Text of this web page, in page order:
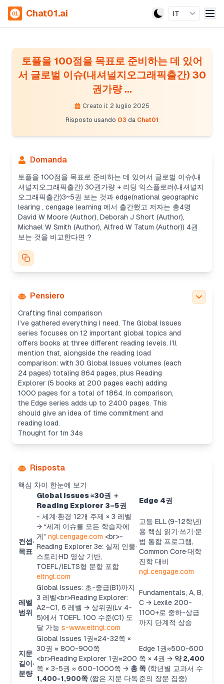
Chat01.ai IT
토플을 100점을 목표로 준비하는 데 있어
서 글로벌 이슈(내셔널지오그래픽출간) 30
권가량 ...
Creato il: 2 luglio 2025
Risposto usando O3 da Chat01
Domanda
토플을 100점을 목표로 준비하는 데 있어서 글로벌 이슈(내
셔널지오그래픽출간) 30권가량 + 리딩 익스플로러(내셔널지
오그래픽출간)3~5권 보는 것과 edge(national geographic
learing , cengage learning 에서 출간했고 저자는 총4명
David W Moore (Author), Deborah J Short (Author),
Michael W Smith (Author), Alfred W Tatum (Author)) 4권
보는 것을 비교한다면 ?
Pensiero
Crafting final comparison
I’ve gathered everything I need. The Global Issues
series focuses on 12 important global topics and
offers books at three different reading levels. I’ll
mention that, alongside the reading load
comparison: with 30 Global Issues volumes (each
24 pages) totaling 864 pages, plus Reading
Explorer (5 books at 200 pages each) adding
1000 pages for a total of 1864. In comparison,
the Edge series adds up to 2400 pages. This
should give an idea of time commitment and
reading load.
Thought for 1m 34s
Risposta
핵심 차이 한눈에 보기
Global Issues ≈30권 ＋
Reading Explorer 3–5권
Edge 4권
컨셉·
목표
- 세계·환경 12개 주제 × 3 레벨
→ “세계 이슈를 모든 학습자에
게” ngl.cengage.com <br>-
Reading Explorer 3e: 실제 인물·
스토리·HD 영상 기반,
TOEFL/IELTS형 문항 포함
eltngl.com
고등 ELL (9-12학년)
용 핵심 읽기·쓰기·문
법 통합 프로그램,
Common Core·대학
진학 대비
ngl.cengage.com
레벨
범위
Global Issues: 초-중급(B1)까지
3 레벨<br>Reading Explorer:
A2–C1, 6 레벨 → 상위권(Lv 4-
5)에서 TOEFL 100 수준(C1) 도
달 가능 s-www.eltngl.com
Fundamentals, A, B,
C → Lexile 200-
1100+로 중하-상급
까지 단계적 상승
지문
길이·
분량
Global Issues 1권≈24-32쪽 ×
30권 ≈ 800-900쪽
<br>Reading Explorer 1권≈200
쪽 × 3-5권 ≈ 600-1000쪽 → 총
1,400-1,900쪽 (짧은 지문 다독
Edge 1권≈500-600
쪽 × 4권 → 약 2,400
쪽 (학년별 교과서 수
준의 장문 집중)